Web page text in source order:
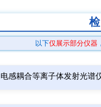
以下仅展示部分仪器
电感耦合等离子体发射光谱